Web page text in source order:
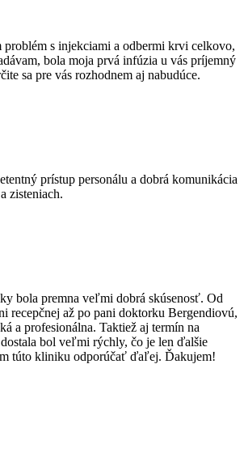
problém s injekciami a odbermi krvi celkovo,
bola moja prvá infúzia u vás príjemný
sa pre vás rozhodnem aj nabudúce.
prístup personálu a dobrá komunikácia
zisteniach.
bola premna veľmi dobrá skúsenosť. Od
recepčnej až po pani doktorku Bergendiovú,
a profesionálna. Taktiež aj termín na
bol veľmi rýchly, čo je len ďalšie
túto kliniku odporúčať ďaľej. Ďakujem!